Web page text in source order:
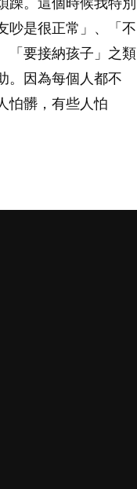
吵是很正常」、「不
「要接納孩子」之類
。因為每個人都不
怕髒，有些人怕